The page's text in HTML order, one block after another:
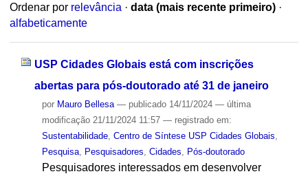
Ordenar por relevância · data (mais recente primeiro) ·
alfabeticamente
USP Cidades Globais está com inscrições
abertas para pós-doutorado até 31 de janeiro
por Mauro Bellesa — publicado14/11/2024 — última
modificação21/11/2024 11:57 — registrado em:
Sustentabilidade, Centro de Síntese USP Cidades Globais
Pesquisa, Pesquisadores Cidades Pós-doutorado
Pesquisadores interessados em desenvolver